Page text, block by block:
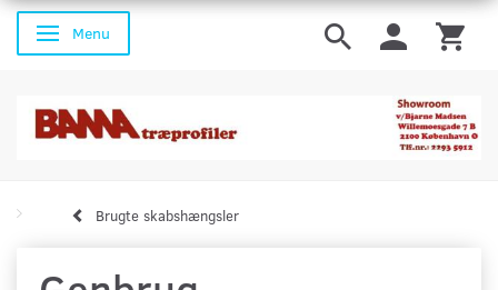
Skifte navigation
Menu
Brugte skabshængsler